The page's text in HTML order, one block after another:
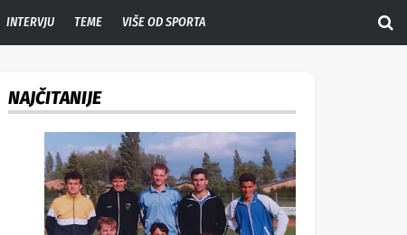
INTERVJU TEME VIŠE OD SPORTA
NAJČITANIJE